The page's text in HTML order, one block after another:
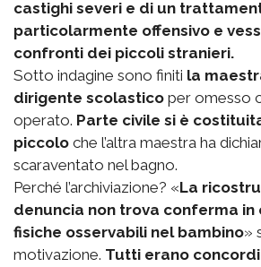
castighi severi e di un
particolarmente offensivo e
confronti dei piccoli stranieri.
Sotto indagine sono finiti la
dirigente scolastico per omesso
operato. Parte civile si è
piccolo che l’altra maestra ha
scaraventato nel bagno.
Perché l’archiviazione? «La
denuncia non trova conferma in
fisiche osservabili nel bambino»
motivazione. Tutti erano